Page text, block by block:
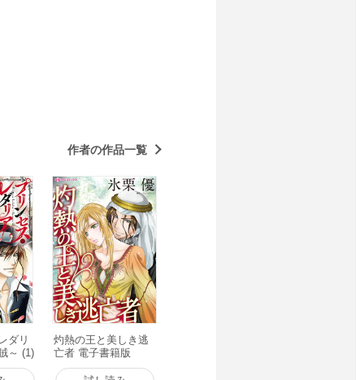
作者の作品一覧
ダリ
～ (1)
灼熱の王と美しき逃
亡者 電子書籍版